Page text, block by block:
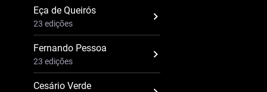
Eça de Queirós
23 edições
Fernando Pessoa
23 edições
Cesário Verde